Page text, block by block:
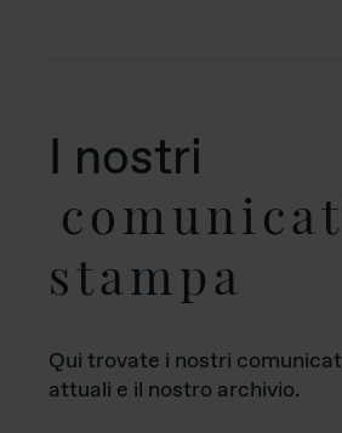
I nostri
stampa
Qui trovate i nostri
attuali e il nostro archivio.